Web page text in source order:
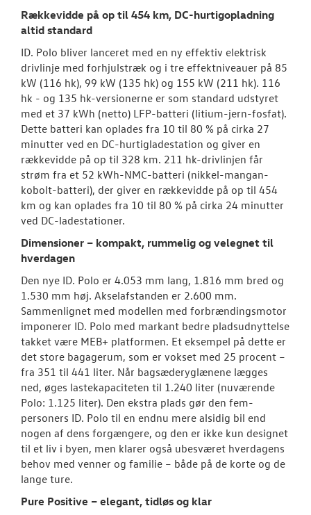
Rækkevidde på op til 454 km, DC-hurtigopladning
altid standard
ID. Polo bliver lanceret med en ny effektiv elektrisk
drivlinje med forhjulstræk og i tre effektniveauer på 85
kW (116 hk), 99 kW (135 hk) og 155 kW (211 hk). 116
hk - og 135 hk-versionerne er som standard udstyret
med et 37 kWh (netto) LFP-batteri (litium-jern-fosfat).
Dette batteri kan oplades fra 10 til 80 % på cirka 27
minutter ved en DC-hurtigladestation og giver en
rækkevidde på op til 328 km. 211 hk-drivlinjen får
strøm fra et 52 kWh-NMC-batteri (nikkel-mangan-
kobolt-batteri), der giver en rækkevidde på op til 454
km og kan oplades fra 10 til 80 % på cirka 24 minutter
ved DC-ladestationer.
Dimensioner – kompakt, rummelig og velegnet til
hverdagen
Den nye ID. Polo er 4.053 mm lang, 1.816 mm bred og
1.530 mm høj. Akselafstanden er 2.600 mm.
Sammenlignet med modellen med forbrændingsmotor
imponerer ID. Polo med markant bedre pladsudnyttelse
takket være MEB+ platformen. Et eksempel på dette er
det store bagagerum, som er vokset med 25 procent –
fra 351 til 441 liter. Når bagsæderyglænene lægges
ned, øges lastekapaciteten til 1.240 liter (nuværende
Polo: 1.125 liter). Den ekstra plads gør den fem-
personers ID. Polo til en endnu mere alsidig bil end
nogen af dens forgængere, og den er ikke kun designet
til et liv i byen, men klarer også ubesværet hverdagens
behov med venner og familie – både på de korte og de
lange ture.
Pure Positive – elegant, tidløs og klar